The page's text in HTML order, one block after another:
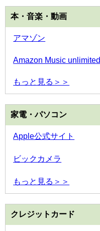
本・音楽・動画
アマゾン
Amazon Music unlimited
もっと見る＞＞
家電・パソコン
Apple公式サイト
ビックカメラ
もっと見る＞＞
クレジットカード